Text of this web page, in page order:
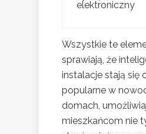
elektroniczny
Wszystkie te
sprawiają, że
instalacje stają się
popularne w
domach,
mieszkańcom nie